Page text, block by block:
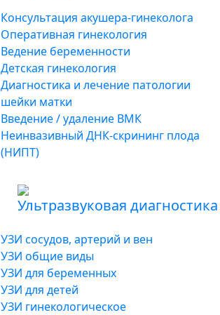
Консультация акушера-гинеколога
Оперативная гинекология
Ведение беременности
Детская гинекология
Диагностика и лечение патологии
шейки матки
Введение / удаление ВМК
Неинвазивный ДНК-скрининг плода
(НИПТ)
Ультразвуковая диагностика
УЗИ сосудов, артерий и вен
УЗИ общие виды
УЗИ для беременных
УЗИ для детей
УЗИ гинекологическое